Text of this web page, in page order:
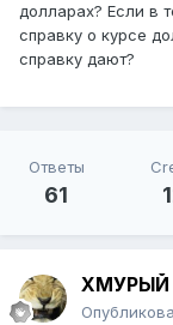
долларах? Если в
справку о курсе
справку дают?
Ответы
61
ХМУРЫЙ